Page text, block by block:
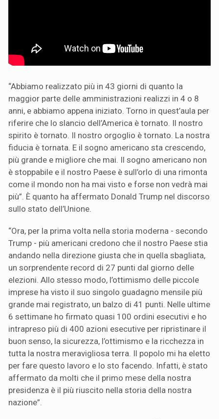
“Abbiamo realizzato più in 43 giorni di quanto la
maggior parte delle amministrazioni realizzi in 4 o 8
anni, e abbiamo appena iniziato. Torno in quest’aula per
riferire che lo slancio dell’America è tornato. Il nostro
spirito è tornato. Il nostro orgoglio è tornato. La nostra
fiducia è tornata. E il sogno americano sta crescendo,
più grande e migliore che mai. Il sogno americano non
è stoppabile e il nostro Paese è sull’orlo di una rimonta
come il mondo non ha mai visto e forse non vedrà mai
più”. È quanto ha affermato Donald Trump nel discorso
sullo stato dell’Unione.
“Ora, per la prima volta nella storia moderna - secondo
Trump - più americani credono che il nostro Paese stia
andando nella direzione giusta che in quella sbagliata,
un sorprendente record di 27 punti dal giorno delle
elezioni. Allo stesso modo, l’ottimismo delle piccole
imprese ha visto il suo singolo guadagno mensile più
grande mai registrato, un balzo di 41 punti. Nelle ultime
6 settimane ho firmato quasi 100 ordini esecutivi e ho
intrapreso più di 400 azioni esecutive per ripristinare il
buon senso, la sicurezza, l’ottimismo e la ricchezza in
tutta la nostra meravigliosa terra. Il popolo mi ha eletto
per fare questo lavoro e lo sto facendo. Infatti, è stato
affermato da molti che il primo mese della nostra
presidenza è il più riuscito nella storia della nostra
nazione”.